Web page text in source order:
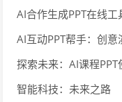
AI合作生成PPT在线
AI互动PPT帮手：创
探索未来：AI课程
智能科技：未来之路